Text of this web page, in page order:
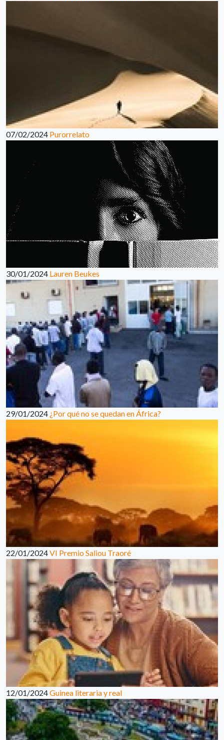
07/02/2024 Purorrelato
30/01/2024 Lauren Beukes
29/01/2024 ¿Por qué no se quedan en África?
22/01/2024VI Premio Saliou Traoré
12/01/2024Guinea literaria y real